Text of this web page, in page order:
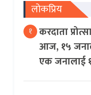
लोकप्रिय
१ करदाता
आज, १५
एक जनालाई